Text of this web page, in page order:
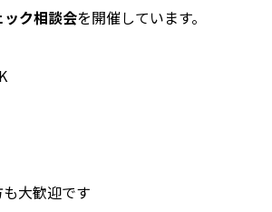
ク相談会を開催しています。
大歓迎です